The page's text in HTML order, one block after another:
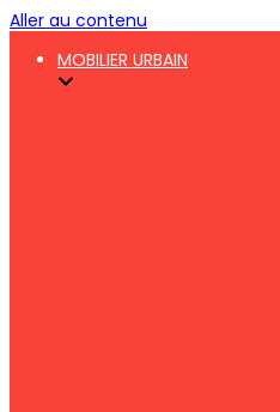
Aller au contenu
MOBILIER URBAIN